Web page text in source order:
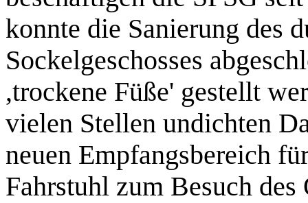
konnte die Sanierung des
Sockelgeschosses
,trockene Füße' gestellt
vielen Stellen undichten
neuen Empfangsbereich
Fahrstuhl zum Besuch des